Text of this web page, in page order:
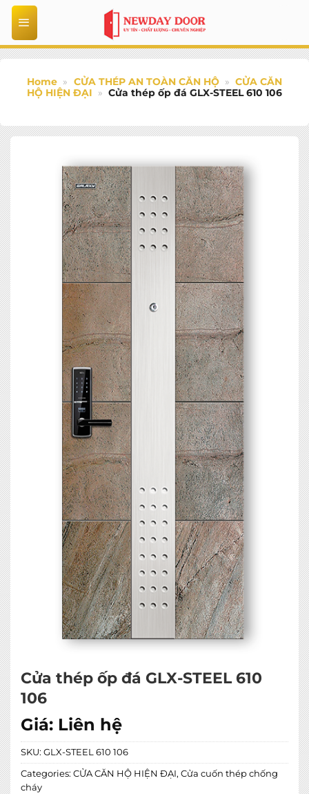
Bỏ
qua
nội
dung
Home » CỬA THÉP AN TOÀN CĂN HỘ » CỬA CĂN
HỘ HIỆN ĐẠI » Cửa thép ốp đá GLX-STEEL 610 106
Cửa thép ốp đá GLX-STEEL 610
106
Giá: Liên hệ
SKU: GLX-STEEL 610 106
Categories: CỬA CĂN HỘ HIỆN ĐẠI, Cửa cuốn thép chống
cháy